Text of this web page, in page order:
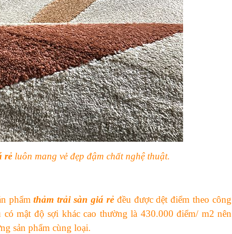
rẻ luôn mang vẻ đẹp đậm chất nghệ thuật.
phẩmthảm trải sàn giá rẻ đều được dệt điểm theo công
mật độ sợi khác cao thường là 430.000 điểm/ m2 nên
sản phẩm cùng loại.